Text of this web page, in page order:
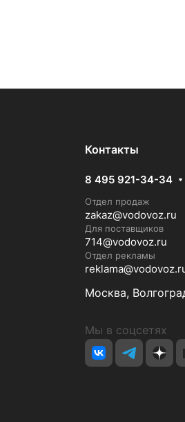
Контакты
8 495 921-34-34
Отдел продаж
zakaz@vodovoz.ru
Для поставщиков
714@vodovoz.ru
Отдел рекламы
Москва,
Мы в соцсетях